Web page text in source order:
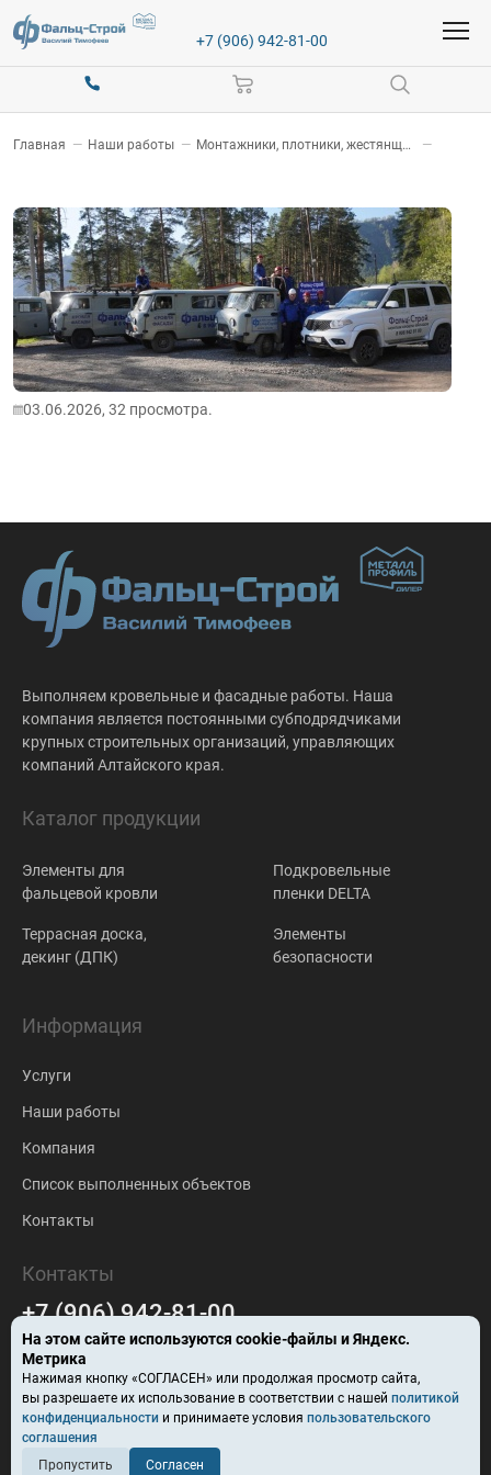
+7 (906) 942-81-00
Главная — Наши работы — Монтажники, плотники, жестянщики —
03.06.2026, 32 просмотра.
Выполняем кровельные и фасадные работы. Наша
компания является постоянными субподрядчиками
крупных строительных организаций, управляющих
компаний Алтайского края.
Каталог продукции
Элементы для
фальцевой кровли
Террасная доска,
декинг (ДПК)
Подкровельные
пленки DELTA
Элементы
безопасности
Информация
Услуги
Наши работы
Компания
Список выполненных объектов
Контакты
Контакты
+7 (906) 942-81-00
falc-stroy@mail.ru
Барнаул
ул. Ползунова, здание 57В
На этом сайте используются cookie-файлы и Яндекс.
Метрика
Нажимая кнопку «СОГЛАСЕН» или продолжая просмотр сайта,
вы разрешаете их использование в соответствии с нашей политикой
конфиденциальности и принимаете условия пользовательского
соглашения
Пропустить
Согласен